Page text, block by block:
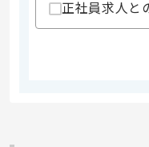
正社員求人と